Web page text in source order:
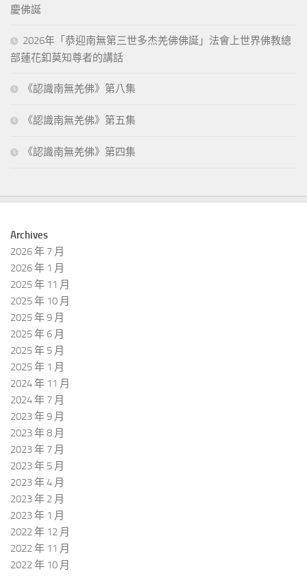
慶佛誕
2026年「恭迎南無第三世多杰羌佛佛誕」法會上世界佛教總
部蓮花釦莫知尊者的講話
《認識南無羌佛》第八集
《認識南無羌佛》第五集
《認識南無羌佛》第四集
Archives
2026 年 7 月
2026 年 1 月
2025 年 11 月
2025 年 10 月
2025 年 9 月
2025 年 6 月
2025 年 5 月
2025 年 1 月
2024 年 11 月
2024 年 7 月
2023 年 9 月
2023 年 8 月
2023 年 7 月
2023 年 5 月
2023 年 4 月
2023 年 2 月
2023 年 1 月
2022 年 12 月
2022 年 11 月
2022 年 10 月